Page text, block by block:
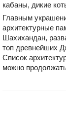
кабаны, дикие
Главным
архитектурные
Шахихандан,
топ древнейших
Список
можно